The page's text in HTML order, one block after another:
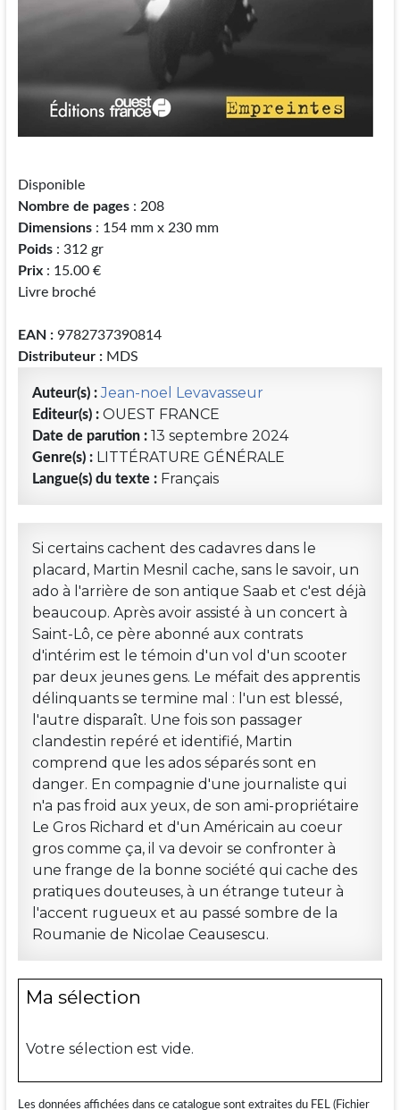
Disponible
Nombre de pages: 208
Dimensions: 154 mm x 230 mm
Poids: 312 gr
Prix: 15.00 €
Livre broché
EAN :9782737390814
Distributeur :MDS
Auteur(s) :Jean-noel Levavasseur
Editeur(s) : OUEST FRANCE
Date de parution : 13 septembre 2024
Genre(s) : LITTÉRATURE GÉNÉRALE
Langue(s) du texte : Français
Si certains cachent des cadavres dans le
placard, Martin Mesnil cache, sans le savoir, un
ado à l'arrière de son antique Saab et c'est déjà
beaucoup. Après avoir assisté à un concert à
Saint-Lô, ce père abonné aux contrats
d'intérim est le témoin d'un vol d'un scooter
par deux jeunes gens. Le méfait des apprentis
délinquants se termine mal : l'un est blessé,
l'autre disparaît. Une fois son passager
clandestin repéré et identifié, Martin
comprend que les ados séparés sont en
danger. En compagnie d'une journaliste qui
n'a pas froid aux yeux, de son ami-propriétaire
Le Gros Richard et d'un Américain au coeur
gros comme ça, il va devoir se confronter à
une frange de la bonne société qui cache des
pratiques douteuses, à un étrange tuteur à
l'accent rugueux et au passé sombre de la
Roumanie de Nicolae Ceausescu.
Ma sélection
Votre sélection est vide.
Les données affichées dans ce catalogue sont extraites du FEL (Fichier